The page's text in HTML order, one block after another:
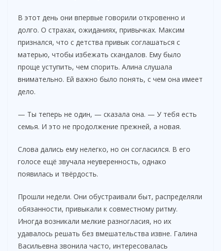
В этот день они впервые говорили откровенно и
долго. О страхах, ожиданиях, привычках. Максим
признался, что с детства привык соглашаться с
матерью, чтобы избежать скандалов. Ему было
проще уступить, чем спорить. Алина слушала
внимательно. Ей важно было понять, с чем она имеет
дело.
— Ты теперь не один, — сказала она. — У тебя есть
семья. И это не продолжение прежней, а новая.
Слова дались ему нелегко, но он согласился. В его
голосе ещё звучала неуверенность, однако
появилась и твёрдость.
Прошли недели. Они обустраивали быт, распределяли
обязанности, привыкали к совместному ритму.
Иногда возникали мелкие разногласия, но их
удавалось решать без вмешательства извне. Галина
Васильевна звонила часто, интересовалась